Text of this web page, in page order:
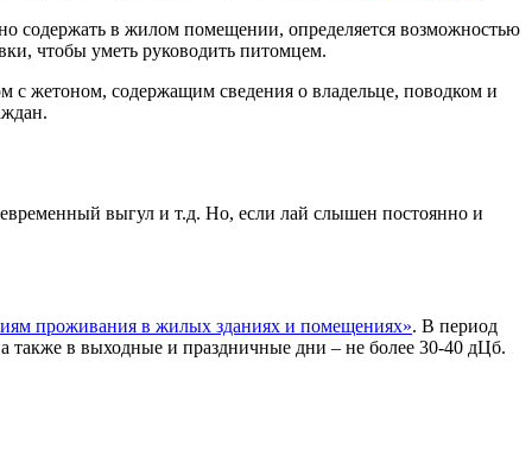
содержать в жилом помещении, определяется возможностью
чтобы уметь руководить питомцем.
с жетоном, содержащим сведения о владельце, поводком и
выгул и т.д. Но, если лай слышен постоянно и
проживания в жилых зданиях и помещениях». В период
также в выходные и праздничные дни – не более 30-40 дЦб.